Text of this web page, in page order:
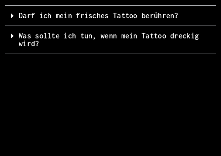
Darf ich mein frisches Tattoo berühren?
Was sollte ich tun, wenn mein Tattoo dreckig
wird?